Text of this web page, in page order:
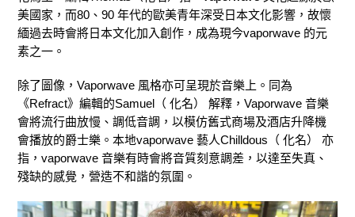
美國家，而80、90 年代的歐美青年深受日本文化影響，故懷
緬過去時會將日本文化加入創作，成為現今vaporwave 的元
素之一。
除了圖像，Vaporwave 風格亦可呈現於音樂上。同為
《Refract》編輯的Samuel（ 化名） 解釋，Vaporwave 音樂
會將流行曲放慢、調低音調，以模仿舊式商場及酒店升降機
會播放的爵士樂。本地vaporwave 藝人Chilldous（ 化名） 亦
指，vaporwave 音樂有時會將音質刻意調差，以達至失真、
殘缺的感覺，營造不和諧的氛圍。